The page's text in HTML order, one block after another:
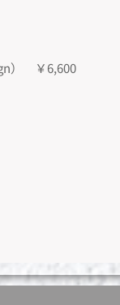
） ￥6,600